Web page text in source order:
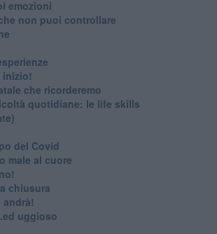
emozioni
non puoi controllare
inizio!
che ricorderemo
quotidiane: le life skills
del Covid
male al cuore
chiusura
uggioso